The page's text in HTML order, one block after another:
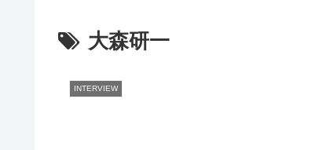
大森研一
INTERVIEW